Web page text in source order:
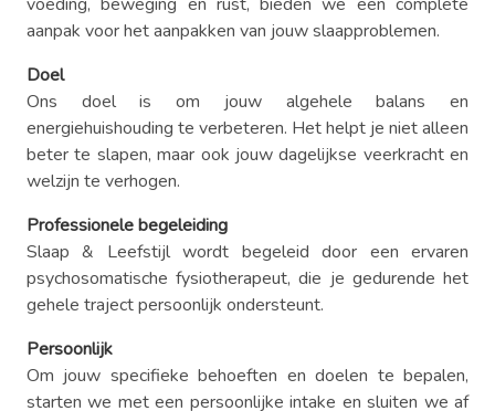
aanpak voor het aanpakken van jouw slaapproblemen.
Doel
Ons doel is om jouw algehele balans en
energiehuishouding te verbeteren. Het helpt je niet alleen
beter te slapen, maar ook jouw dagelijkse veerkracht en
welzijn te verhogen.
Professionele begeleiding
Slaap & Leefstijl wordt begeleid door een ervaren
psychosomatische fysiotherapeut, die je gedurende het
gehele traject persoonlijk ondersteunt.
Persoonlijk
Om jouw specifieke behoeften en doelen te bepalen,
starten we met een persoonlijke intake en sluiten we af